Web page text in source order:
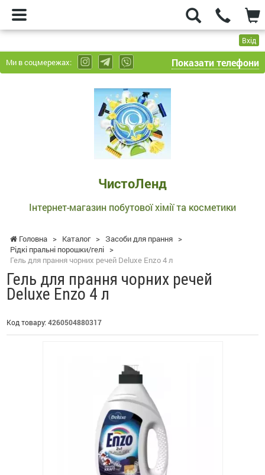
Вхід
Ми в соцмережах: Показати телефони
ЧистоЛенд
Інтернет-магазин побутової хімії та косметики
Головна > Каталог > Засоби для прання >
Рідкі пральні порошки/гелі >
Гель для прання чорних речей Deluxe Enzo 4 л
Гель для прання чорних речей
Deluxe Enzo 4 л
Код товару: 4260504880317